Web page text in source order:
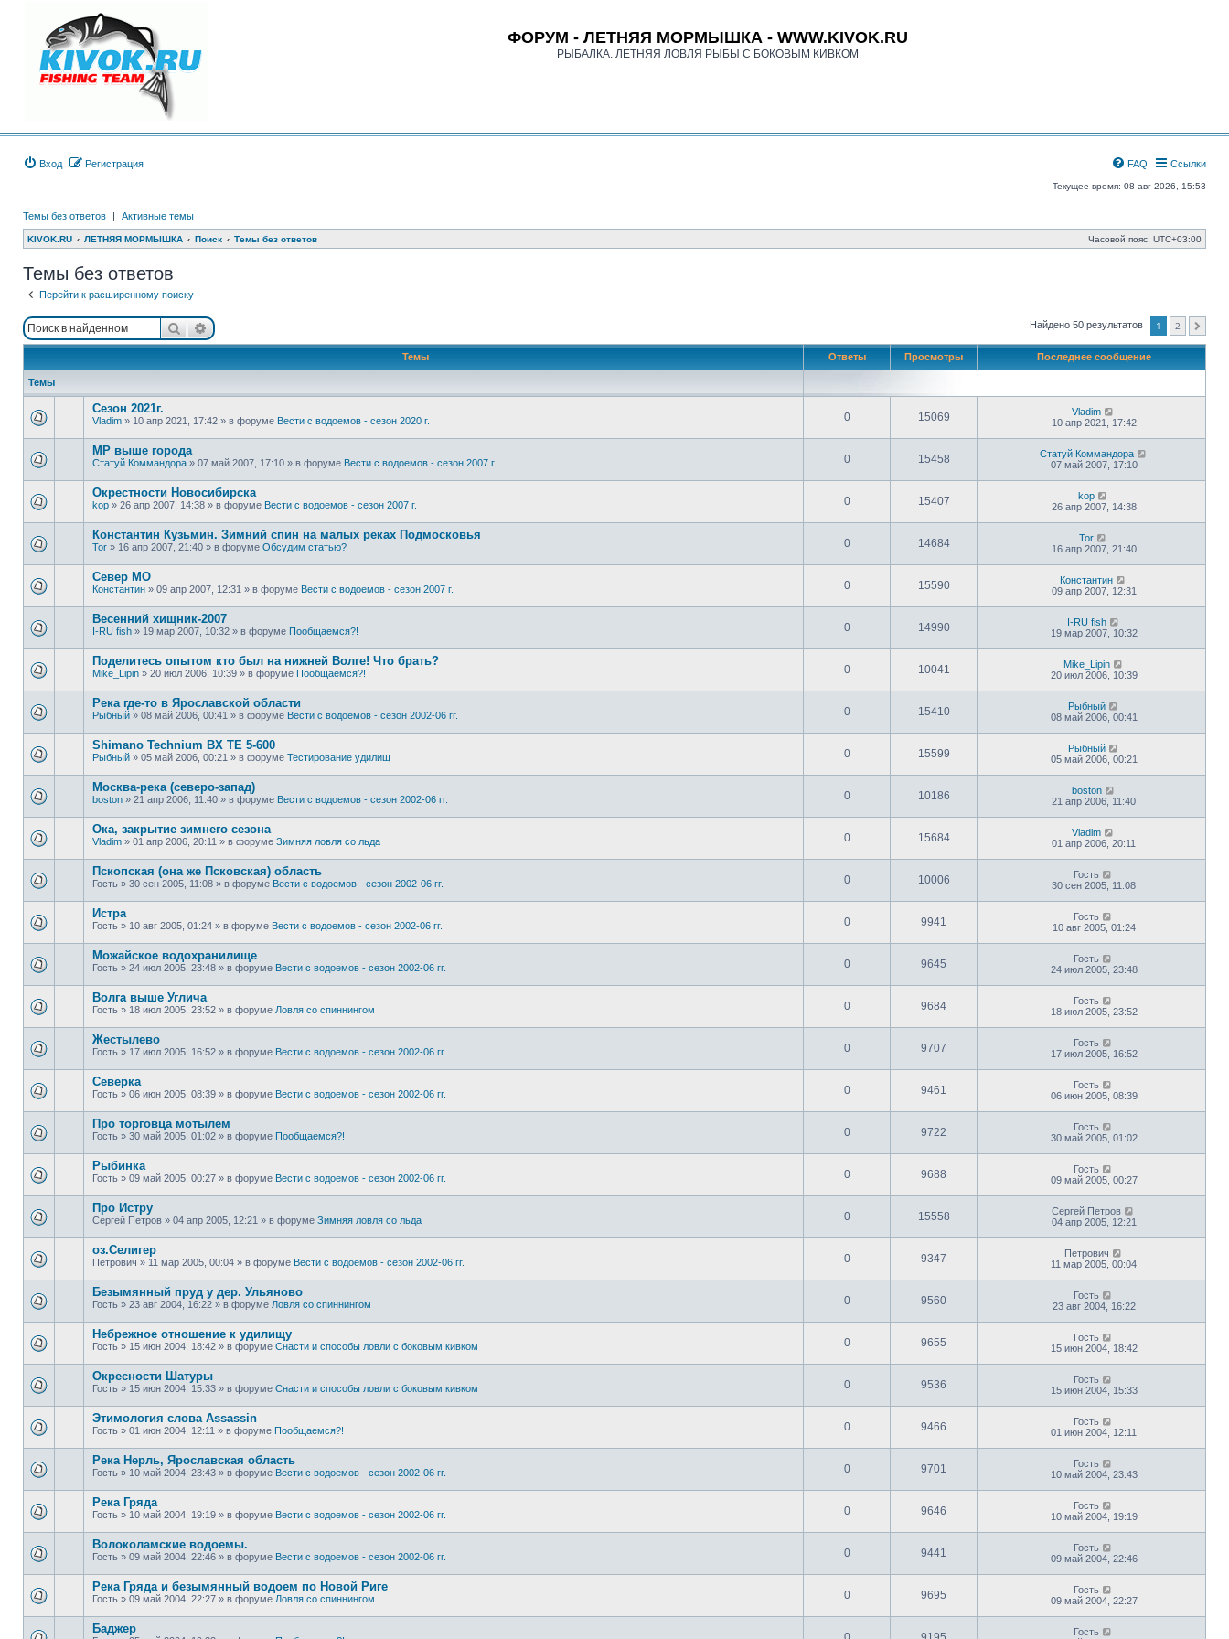
ФОРУМ - ЛЕТНЯЯ МОРМЫШКА - WWW.KIVOK.RU
РЫБАЛКА. ЛЕТНЯЯ ЛОВЛЯ РЫБЫ С БОКОВЫМ КИВКОМ
Вход Регистрация Ссылки
FAQ
Текущее время: 08 авг 2026, 15:53
Темы без ответов | Активные темы
KIVOK.RU ЛЕТНЯЯ МОРМЫШКА Поиск Темы без ответов Часовой пояс: UTC+03:00
Темы без ответов
Перейти к расширенному поиску
ПоискРасширенный поиск Найдено 50 результатов 1 2
Темы Ответы Просмотры Последнее сообщение
Темы
Сезон 2021г.
Vladim » 10 апр 2021, 17:42 » в форуме Вести с водоемов - сезон 2020 г. 0 15069
Vladim
10 апр 2021, 17:42
МР выше города
Статуй Коммандора » 07 май 2007, 17:10 » в форуме Вести с водоемов - сезон 2007 г. 0 15458
Статуй Коммандора
07 май 2007, 17:10
Окрестности Новосибирска
kop » 26 апр 2007, 14:38 » в форуме Вести с водоемов - сезон 2007 г. 0 15407
kop
26 апр 2007, 14:38
Константин Кузьмин. Зимний спин на малых реках Подмосковья
Tor » 16 апр 2007, 21:40 » в форуме Обсудим статью? 0 14684
Tor
16 апр 2007, 21:40
Север МО
Константин » 09 апр 2007, 12:31 » в форуме Вести с водоемов - сезон 2007 г. 0 15590
Константин
09 апр 2007, 12:31
Весенний хищник-2007
I-RU fish » 19 мар 2007, 10:32 » в форуме Пообщаемся?! 0 14990
I-RU fish
19 мар 2007, 10:32
Поделитесь опытом кто был на нижней Волге! Что брать?
Mike_Lipin » 20 июл 2006, 10:39 » в форуме Пообщаемся?! 0 10041
Mike_Lipin
20 июл 2006, 10:39
Река где-то в Ярославской области
Рыбный » 08 май 2006, 00:41 » в форуме Вести с водоемов - сезон 2002-06 гг. 0 15410
Рыбный
08 май 2006, 00:41
Shimano Technium BX TE 5-600
Рыбный » 05 май 2006, 00:21 » в форуме Тестирование удилищ 0 15599
Рыбный
05 май 2006, 00:21
Москва-река (северо-запад)
boston » 21 апр 2006, 11:40 » в форуме Вести с водоемов - сезон 2002-06 гг. 0 10186
boston
21 апр 2006, 11:40
Ока, закрытие зимнего сезона
Vladim » 01 апр 2006, 20:11 » в форуме Зимняя ловля со льда 0 15684
Vladim
01 апр 2006, 20:11
Пскопская (она же Псковская) область
Гость » 30 сен 2005, 11:08 » в форуме Вести с водоемов - сезон 2002-06 гг. 0 10006
Гость
30 сен 2005, 11:08
Истра
Гость » 10 авг 2005, 01:24 » в форуме Вести с водоемов - сезон 2002-06 гг. 0 9941
Гость
10 авг 2005, 01:24
Можайское водохранилище
Гость » 24 июл 2005, 23:48 » в форуме Вести с водоемов - сезон 2002-06 гг. 0 9645
Гость
24 июл 2005, 23:48
Волга выше Углича
Гость » 18 июл 2005, 23:52 » в форуме Ловля со спиннингом 0 9684
Гость
18 июл 2005, 23:52
Жестылево
Гость » 17 июл 2005, 16:52 » в форуме Вести с водоемов - сезон 2002-06 гг. 0 9707
Гость
17 июл 2005, 16:52
Cеверка
Гость » 06 июн 2005, 08:39 » в форуме Вести с водоемов - сезон 2002-06 гг. 0 9461
Гость
06 июн 2005, 08:39
Про торговца мотылем
Гость » 30 май 2005, 01:02 » в форуме Пообщаемся?! 0 9722
Гость
30 май 2005, 01:02
Рыбинка
Гость » 09 май 2005, 00:27 » в форуме Вести с водоемов - сезон 2002-06 гг. 0 9688
Гость
09 май 2005, 00:27
Про Истру
Сергей Петров » 04 апр 2005, 12:21 » в форуме Зимняя ловля со льда 0 15558
Сергей Петров
04 апр 2005, 12:21
оз.Селигер
Петрович » 11 мар 2005, 00:04 » в форуме Вести с водоемов - сезон 2002-06 гг. 0 9347
Петрович
11 мар 2005, 00:04
Безымянный пруд у дер. Ульяново
Гость » 23 авг 2004, 16:22 » в форуме Ловля со спиннингом 0 9560
Гость
23 авг 2004, 16:22
Небрежное отношение к удилищу
Гость » 15 июн 2004, 18:42 » в форуме Снасти и способы ловли с боковым кивком 0 9655
Гость
15 июн 2004, 18:42
Окресности Шатуры
Гость » 15 июн 2004, 15:33 » в форуме Снасти и способы ловли с боковым кивком 0 9536
Гость
15 июн 2004, 15:33
Этимология слова Assassin
Гость » 01 июн 2004, 12:11 » в форуме Пообщаемся?! 0 9466
Гость
01 июн 2004, 12:11
Река Нерль, Ярославская область
Гость » 10 май 2004, 23:43 » в форуме Вести с водоемов - сезон 2002-06 гг. 0 9701
Гость
10 май 2004, 23:43
Река Гряда
Гость » 10 май 2004, 19:19 » в форуме Вести с водоемов - сезон 2002-06 гг. 0 9646
Гость
10 май 2004, 19:19
Волоколамские водоемы.
Гость » 09 май 2004, 22:46 » в форуме Вести с водоемов - сезон 2002-06 гг. 0 9441
Гость
09 май 2004, 22:46
Река Гряда и безымянный водоем по Новой Риге
Гость » 09 май 2004, 22:27 » в форуме Ловля со спиннингом 0 9695
Гость
09 май 2004, 22:27
Баджер
Гость